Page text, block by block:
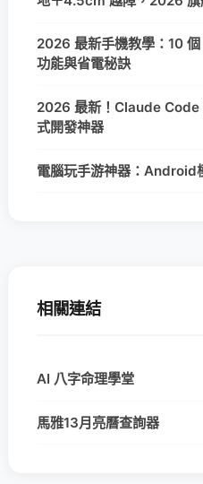
2026 最新手機教學：10
功能與省電秘訣
2026 最新！Claude Code
式開發神器
電腦玩手游神器：Android
相關連結
AI 八字命理學堂
馬雅13月亮曆查詢器